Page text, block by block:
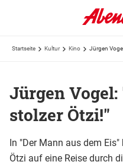
Startseite Kultur Kino Jürgen
Jürgen
stolzer Ötzi!"
In "Der Mann aus dem
Ötzi auf eine Reise durch